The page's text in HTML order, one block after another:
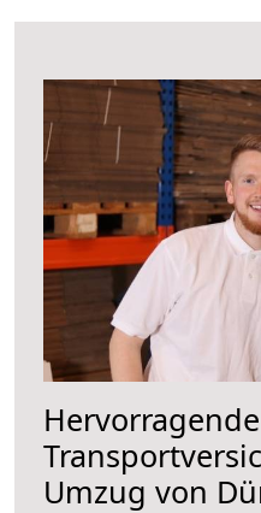
Hervorragende
Umzug von